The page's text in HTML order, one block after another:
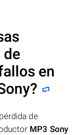
de
en
?
de
MP3 Sony